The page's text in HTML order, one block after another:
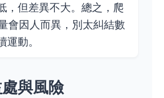
，但差異不大。總之，爬
會因人而異，別太糾結數
動。
與風險